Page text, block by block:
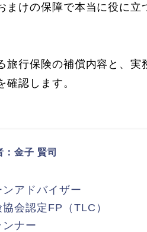
まけの保障で本当に役に立
旅行保険の補償内容と、実
確認します。
：金子 賢司
アドバイザー
会認定FP（TLC）
ナー